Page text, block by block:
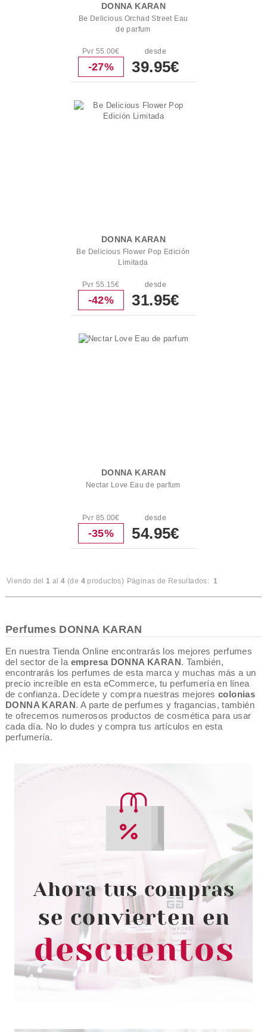
DONNA KARAN
Be Delicious Orchad Street Eau
de parfum
Pvr 55.00€
-27%
desde
39.95€
DONNA KARAN
Be Delicious Flower Pop Edición
Limitada
Pvr 55.15€
-42%
desde
31.95€
DONNA KARAN
Nectar Love Eau de parfum
Pvr 85.00€
-35%
desde
54.95€
Viendo del1 al4 (de 4productos) Páginas de Resultados: 1
Perfumes DONNA KARAN
En nuestra Tienda Online encontrarás los mejores perfumes
del sector de la empresa DONNA KARAN. También,
encontrarás los perfumes de esta marca y muchas más a un
precio increíble en esta eCommerce, tu perfumería en línea
de confianza. Decídete y compra nuestras mejorescolonias
DONNA KARAN. A parte de perfumes y fragancias, también
te ofrecemos numerosos productos de cosmética para usar
cada día. No lo dudes y compra tus artículos en esta
perfumería.